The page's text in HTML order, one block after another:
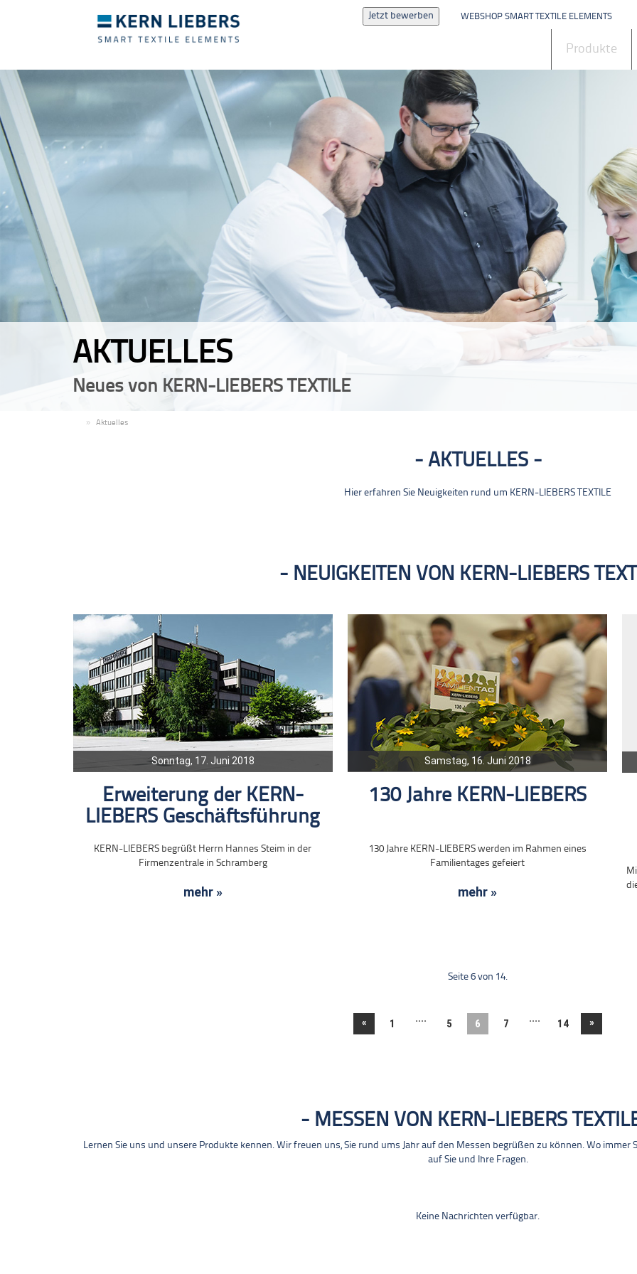
Jetzt bewerben WEBSHOP SMART TEXTILE ELEMENTS
Produkte
AKTUELLES
Neues von KERN-LIEBERS TEXTILE
Aktuelles
AKTUELLES
Hier erfahren Sie Neuigkeiten rund um KERN-LIEBERS TEXTILE
NEUIGKEITEN VON KERN-LIEBERS
Sonntag, 17. Juni 2018
Erweiterung der KERN-
LIEBERS Geschäftsführung
KERN-LIEBERS begrüßt Herrn Hannes Steim in der
Firmenzentrale in Schramberg
mehr »
Samstag, 16. Juni 2018
130 Jahre KERN-LIEBERS
130 Jahre KERN-LIEBERS werden im Rahmen eines
Familientages gefeiert
mehr »
Seite 6 von 14.
« 1 .... 5 6 7 .... 14 »
MESSEN VON KERN-LIEBERS
Lernen Sie uns und unsere Produkte kennen. Wir freuen uns, Sie rund ums Jahr auf den Messen begrüßen zu können. Wo
auf Sie und Ihre Fragen.
Keine Nachrichten verfügbar.